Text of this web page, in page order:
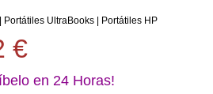
Portátiles UltraBooks| Portátiles HP
€
en 24 Horas!